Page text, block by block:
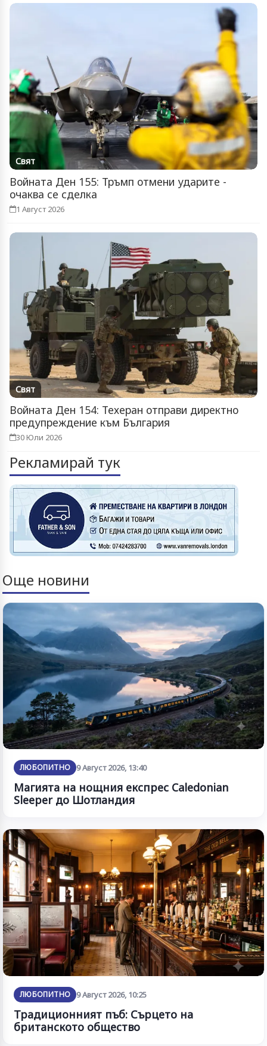
Свят
Войната Ден 155: Тръмп отмени ударите -
очаква се сделка
1 Август 2026
Свят
Войната Ден 154: Техеран отправи директно
предупреждение към България
30 Юли 2026
Рекламирай тук
Още новини
ЛЮБОПИТНО 9 Август 2026, 13:40
Магията на нощния експрес Caledonian
Sleeper до Шотландия
ЛЮБОПИТНО 9 Август 2026, 10:25
Традиционният пъб: Сърцето на
британското общество